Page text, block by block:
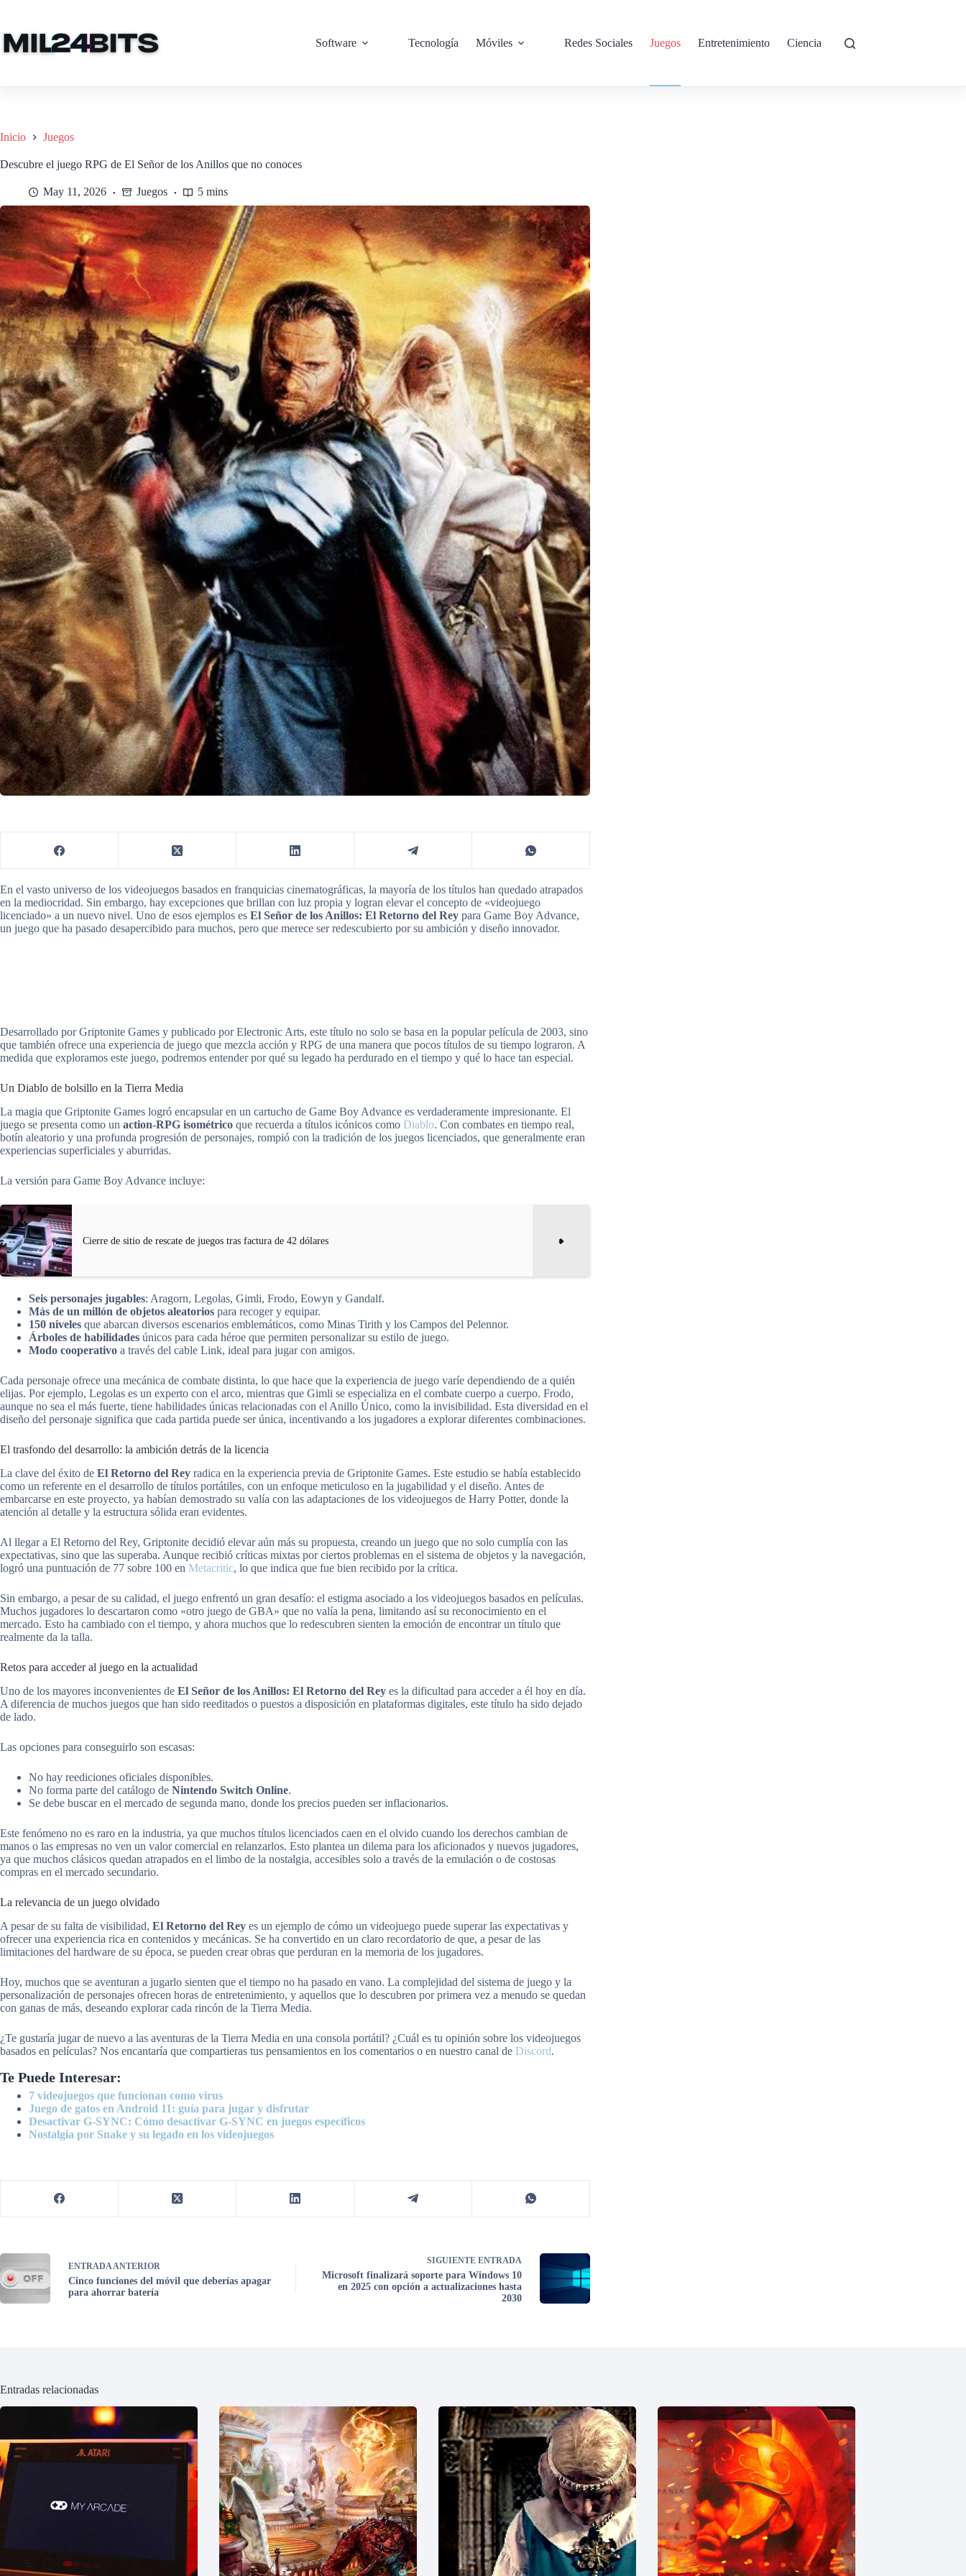
contenido
Software
Tecnología Móviles Redes Sociales Juegos Entretenimiento Ciencia
Inicio Juegos
Descubre el juego RPG de El Señor de los Anillos que no conoces
May 11, 2026 Juegos 5 mins
En el vasto universo de los videojuegos basados en franquicias cinematográficas, la mayoría de los títulos han quedado atrapados
en la mediocridad. Sin embargo, hay excepciones que brillan con luz propia y logran elevar el concepto de «videojuego
licenciado» a un nuevo nivel. Uno de esos ejemplos es El Señor de los Anillos: El Retorno del Rey para Game Boy Advance,
un juego que ha pasado desapercibido para muchos, pero que merece ser redescubierto por su ambición y diseño innovador.
Desarrollado por Griptonite Games y publicado por Electronic Arts, este título no solo se basa en la popular película de 2003, sino
que también ofrece una experiencia de juego que mezcla acción y RPG de una manera que pocos títulos de su tiempo lograron. A
medida que exploramos este juego, podremos entender por qué su legado ha perdurado en el tiempo y qué lo hace tan especial.
Un Diablo de bolsillo en la Tierra Media
La magia que Griptonite Games logró encapsular en un cartucho de Game Boy Advance es verdaderamente impresionante. El
juego se presenta como un action-RPG isométrico que recuerda a títulos icónicos como Diablo. Con combates en tiempo real,
botín aleatorio y una profunda progresión de personajes, rompió con la tradición de los juegos licenciados, que generalmente eran
experiencias superficiales y aburridas.
La versión para Game Boy Advance incluye:
Cierre de sitio de rescate de juegos tras factura de 42 dólares
Seis personajes jugables: Aragorn, Legolas, Gimli, Frodo, Eowyn y Gandalf.
Más de un millón de objetos aleatorios para recoger y equipar.
150 niveles que abarcan diversos escenarios emblemáticos, como Minas Tirith y los Campos del Pelennor.
Árboles de habilidades únicos para cada héroe que permiten personalizar su estilo de juego.
Modo cooperativo a través del cable Link, ideal para jugar con amigos.
Cada personaje ofrece una mecánica de combate distinta, lo que hace que la experiencia de juego varíe dependiendo de a quién
elijas. Por ejemplo, Legolas es un experto con el arco, mientras que Gimli se especializa en el combate cuerpo a cuerpo. Frodo,
aunque no sea el más fuerte, tiene habilidades únicas relacionadas con el Anillo Único, como la invisibilidad. Esta diversidad en el
diseño del personaje significa que cada partida puede ser única, incentivando a los jugadores a explorar diferentes combinaciones.
El trasfondo del desarrollo: la ambición detrás de la licencia
La clave del éxito de El Retorno del Rey radica en la experiencia previa de Griptonite Games. Este estudio se había establecido
como un referente en el desarrollo de títulos portátiles, con un enfoque meticuloso en la jugabilidad y el diseño. Antes de
embarcarse en este proyecto, ya habían demostrado su valía con las adaptaciones de los videojuegos de Harry Potter, donde la
atención al detalle y la estructura sólida eran evidentes.
Al llegar a El Retorno del Rey, Griptonite decidió elevar aún más su propuesta, creando un juego que no solo cumplía con las
expectativas, sino que las superaba. Aunque recibió críticas mixtas por ciertos problemas en el sistema de objetos y la navegación,
logró una puntuación de 77 sobre 100 en Metacritic, lo que indica que fue bien recibido por la crítica.
Sin embargo, a pesar de su calidad, el juego enfrentó un gran desafío: el estigma asociado a los videojuegos basados en películas.
Muchos jugadores lo descartaron como «otro juego de GBA» que no valía la pena, limitando así su reconocimiento en el
mercado. Esto ha cambiado con el tiempo, y ahora muchos que lo redescubren sienten la emoción de encontrar un título que
realmente da la talla.
Retos para acceder al juego en la actualidad
Uno de los mayores inconvenientes de El Señor de los Anillos: El Retorno del Rey es la dificultad para acceder a él hoy en día.
A diferencia de muchos juegos que han sido reeditados o puestos a disposición en plataformas digitales, este título ha sido dejado
de lado.
Las opciones para conseguirlo son escasas:
No hay reediciones oficiales disponibles.
No forma parte del catálogo de Nintendo Switch Online.
Se debe buscar en el mercado de segunda mano, donde los precios pueden ser inflacionarios.
Este fenómeno no es raro en la industria, ya que muchos títulos licenciados caen en el olvido cuando los derechos cambian de
manos o las empresas no ven un valor comercial en relanzarlos. Esto plantea un dilema para los aficionados y nuevos jugadores,
ya que muchos clásicos quedan atrapados en el limbo de la nostalgia, accesibles solo a través de la emulación o de costosas
compras en el mercado secundario.
La relevancia de un juego olvidado
A pesar de su falta de visibilidad, El Retorno del Rey es un ejemplo de cómo un videojuego puede superar las expectativas y
ofrecer una experiencia rica en contenidos y mecánicas. Se ha convertido en un claro recordatorio de que, a pesar de las
limitaciones del hardware de su época, se pueden crear obras que perduran en la memoria de los jugadores.
Hoy, muchos que se aventuran a jugarlo sienten que el tiempo no ha pasado en vano. La complejidad del sistema de juego y la
personalización de personajes ofrecen horas de entretenimiento, y aquellos que lo descubren por primera vez a menudo se quedan
con ganas de más, deseando explorar cada rincón de la Tierra Media.
¿Te gustaría jugar de nuevo a las aventuras de la Tierra Media en una consola portátil? ¿Cuál es tu opinión sobre los videojuegos
basados en películas? Nos encantaría que compartieras tus pensamientos en los comentarios o en nuestro canal de Discord.
Te Puede Interesar:
7 videojuegos que funcionan como virus
Juego de gatos en Android 11: guía para jugar y disfrutar
Desactivar G-SYNC: Cómo desactivar G-SYNC en juegos específicos
Nostalgia por Snake y su legado en los videojuegos
ENTRADA ANTERIOR
Cinco funciones del móvil que deberías apagar
para ahorrar batería
SIGUIENTEENTRADA
Microsoft finalizará soporte para Windows 10
en 2025 con opción a actualizaciones hasta
2030
Entradas relacionadas